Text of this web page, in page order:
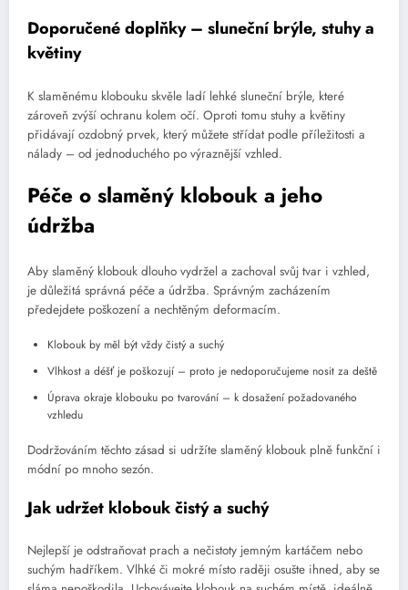
Doporučené doplňky – sluneční brýle, stuhy a
květiny
K slaměnému klobouku skvěle ladí lehké sluneční brýle, které
zároveň zvýší ochranu kolem očí. Oproti tomu stuhy a květiny
přidávají ozdobný prvek, který můžete střídat podle příležitosti a
nálady – od jednoduchého po výraznější vzhled.
Péče o slaměný klobouk a jeho
údržba
Aby slaměný klobouk dlouho vydržel a zachoval svůj tvar i vzhled,
je důležitá správná péče a údržba. Správným zacházením
předejdete poškození a nechtěným deformacím.
Klobouk by měl být vždy čistý a suchý
Vlhkost a déšť je poškozují – proto je nedoporučujeme nosit za deště
Úprava okraje klobouku po tvarování – k dosažení požadovaného
vzhledu
Dodržováním těchto zásad si udržíte slaměný klobouk plně funkční i
módní po mnoho sezón.
Jak udržet klobouk čistý a suchý
Nejlepší je odstraňovat prach a nečistoty jemným kartáčem nebo
suchým hadříkem. Vlhké či mokré místo raději osušte ihned, aby se